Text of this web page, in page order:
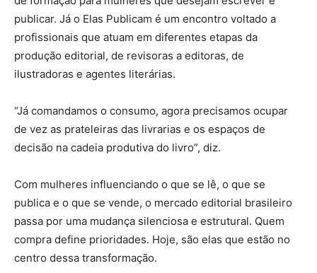
publicar. Já o Elas Publicam é um encontro voltado a
profissionais que atuam em diferentes etapas da
produção editorial, de revisoras a editoras, de
ilustradoras e agentes literárias.
“Já comandamos o consumo, agora precisamos ocupar
de vez as prateleiras das livrarias e os espaços de
decisão na cadeia produtiva do livro”, diz.
Com mulheres influenciando o que se lê, o que se
publica e o que se vende, o mercado editorial brasileiro
passa por uma mudança silenciosa e estrutural. Quem
compra define prioridades. Hoje, são elas que estão no
centro dessa transformação.